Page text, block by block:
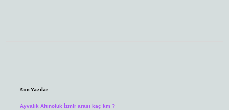
Son Yazılar
Ayvalık Altınoluk İzmir arası kaç km ?